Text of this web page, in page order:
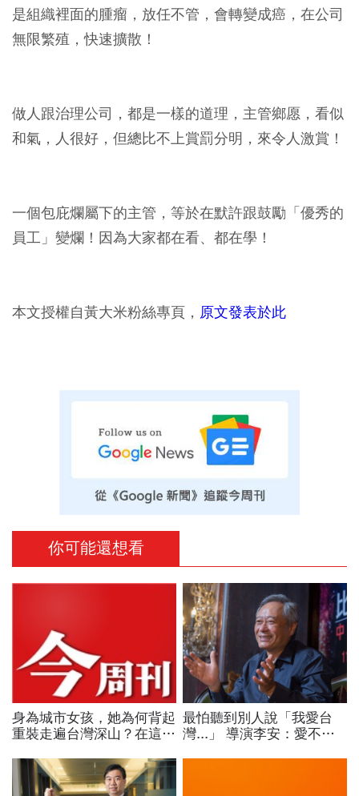
是組織裡面的腫瘤，放任不管，會轉變成癌，在公司
無限繁殖，快速擴散！
做人跟治理公司，都是一樣的道理，主管鄉愿，看似
和氣，人很好，但總比不上賞罰分明，來令人激賞！
一個包庇爛屬下的主管，等於在默許跟鼓勵「優秀的
員工」變爛！因為大家都在看、都在學！
本文授權自黃大米粉絲專頁， 原文發表於此
你可能還想看
身為城市女孩，她為何背起
重裝走遍台灣深山？在這座
到人生答案
最怕聽到別人說「我愛台
灣...」 導演李安：愛不用